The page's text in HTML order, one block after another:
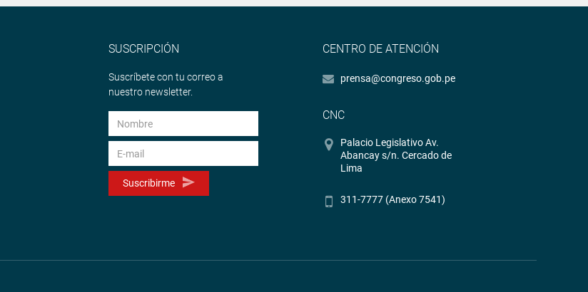
SUSCRIPCIÓN
Suscríbete con tu correo a
nuestro newsletter.
Suscribirme
CENTRO DE ATENCIÓN
prensa@congreso.gob.pe
CNC
Palacio Legislativo Av.
Abancay s/n. Cercado de
Lima
311-7777 (Anexo 7541)